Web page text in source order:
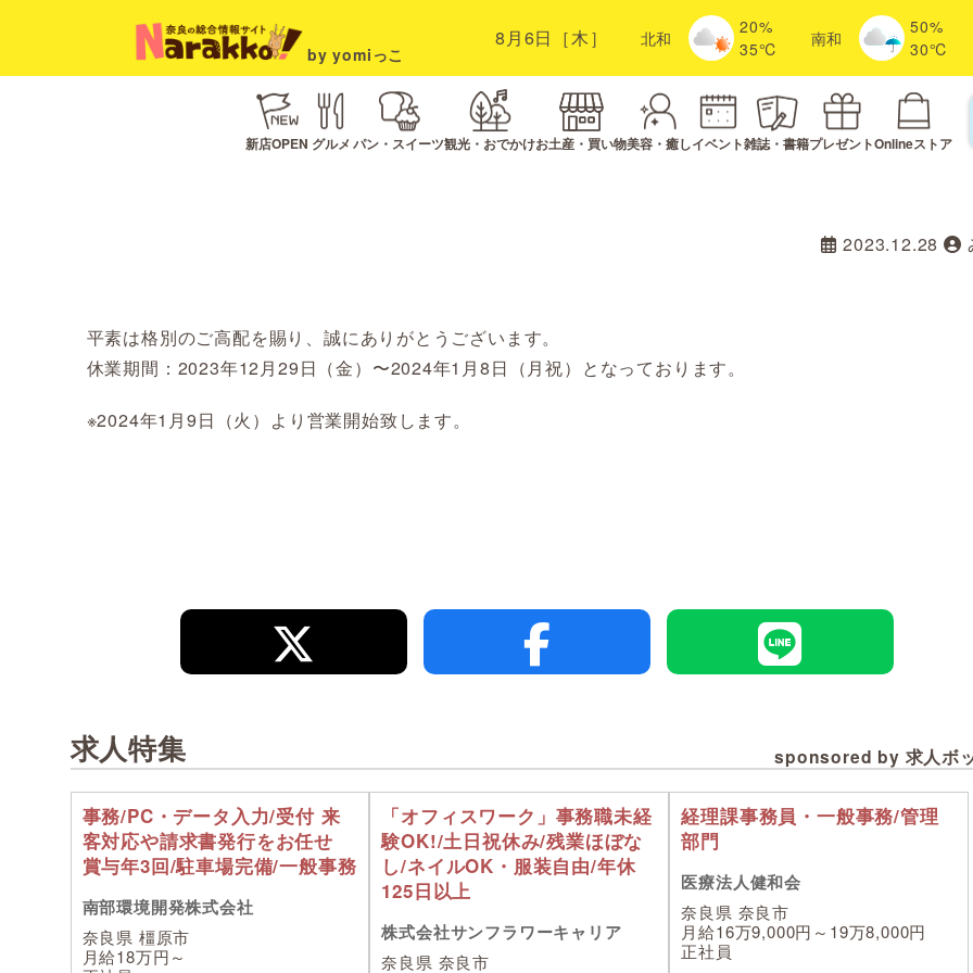
by yomiっこ
8月6日［木］ 北和
20%
35℃
南和
50%
30℃
新店OPEN グルメ パン・スイーツ観光・おでかけお土産・買い物美容・癒しイベント雑誌・書籍プレゼントOnlineストア
2023.12.28
平素は格別のご高配を賜り、誠にありがとうございます。
休業期間：2023年12月29日（金）〜2024年1月8日（月祝）となっております。
※2024年1月9日（火）より営業開始致します。
求人特集 sponsored by 求人ボ
事務/PC・データ入力/受付 来
客対応や請求書発行をお任せ
賞与年3回/駐車場完備/一般事務
南部環境開発株式会社
奈良県 橿原市
月給18万円～
「オフィスワーク」事務職未経
験OK!/土日祝休み/残業ほぼな
し/ネイルOK・服装自由/年休
125日以上
株式会社サンフラワーキャリア
奈良県 奈良市
経理課事務員・一般事務/管理
部門
医療法人健和会
奈良県 奈良市
月給16万9,000円～19万8,000円
正社員